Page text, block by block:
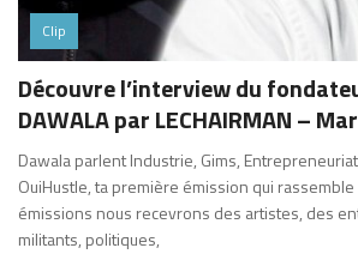
Clip
Découvre l’interview du
DAWALA par LECHAIRMAN –
Dawala parlent Industrie, Gims,
OuiHustle, ta première émission qui
émissions nous recevrons des artistes, des
militants, politiques,